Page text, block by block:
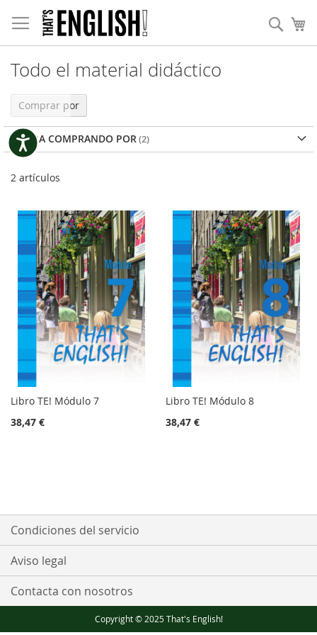
este
web
incluye
sistema
accesibilidad.
Accesibilidad
al
contenido
Todo el material didáctico
2 artículos
Libro TE! Módulo 7
38,47 €
Libro TE! Módulo 8
38,47 €
Comprar por
AHORA COMPRANDO POR
Condiciones del servicio
Aviso legal
Contacta con nosotros
Copyright © 2025 That's English!